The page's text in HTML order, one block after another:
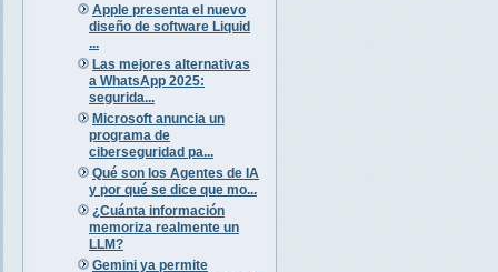
Apple presenta el nuevo
diseño de software Liquid
...
Las mejores alternativas
a WhatsApp 2025:
segurida...
Microsoft anuncia un
programa de
ciberseguridad pa...
Qué son los Agentes de IA
y por qué se dice que mo...
¿Cuánta información
memoriza realmente un
LLM?
Gemini ya permite